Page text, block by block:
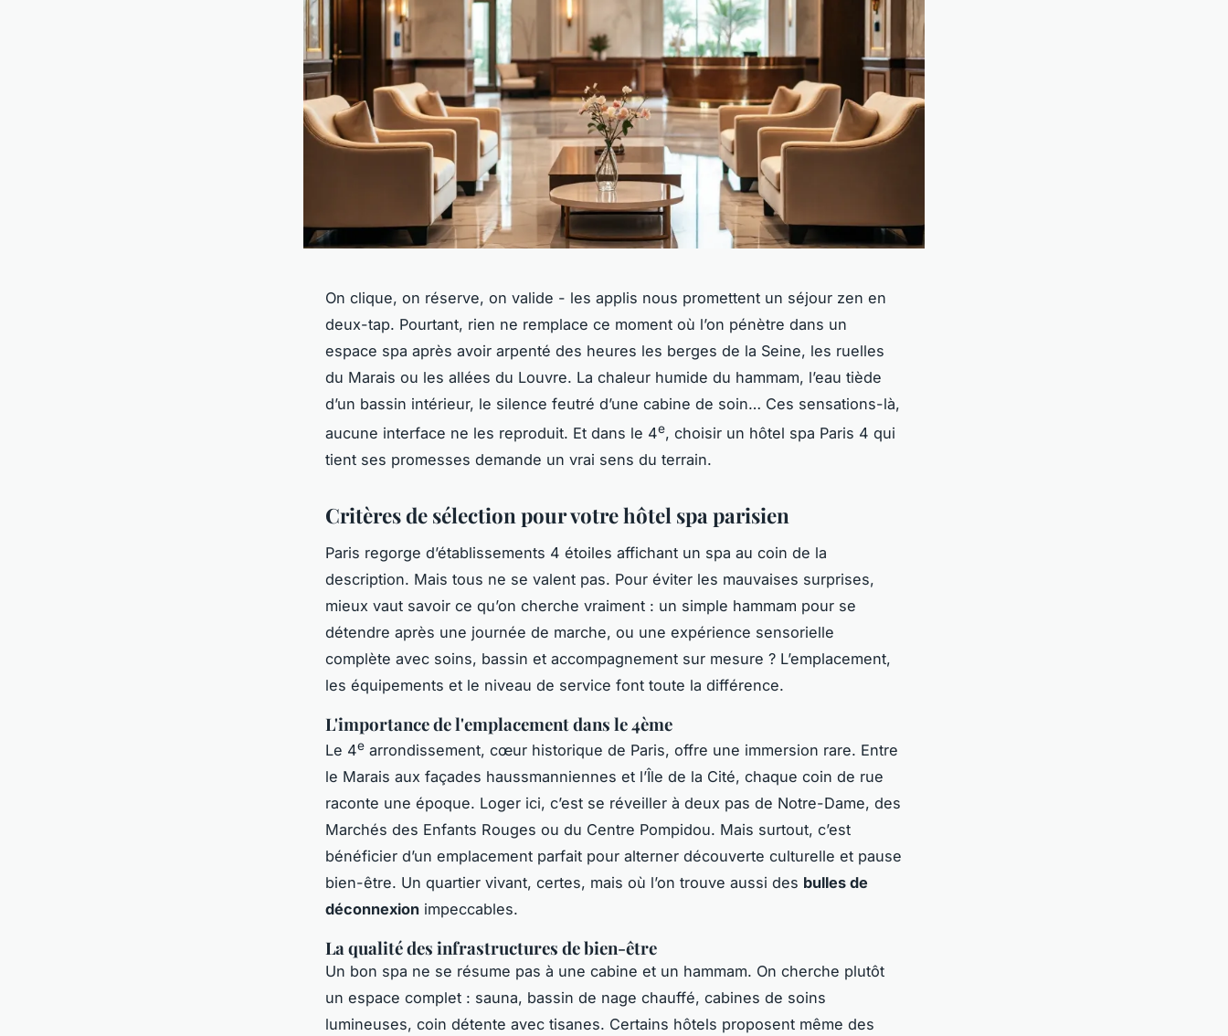
On clique, on réserve, on valide - les applis nous promettent un séjour zen en
deux-tap. Pourtant, rien ne remplace ce moment où l’on pénètre dans un
espace spa après avoir arpenté des heures les berges de la Seine, les ruelles
du Marais ou les allées du Louvre. La chaleur humide du hammam, l’eau tiède
d’un bassin intérieur, le silence feutré d’une cabine de soin… Ces sensations-là,
aucune interface ne les reproduit. Et dans le 4e, choisir un hôtel spa Paris 4 qui
tient ses promesses demande un vrai sens du terrain.
Critères de sélection pour votre hôtel spa parisien
Paris regorge d’établissements 4 étoiles affichant un spa au coin de la
description. Mais tous ne se valent pas. Pour éviter les mauvaises surprises,
mieux vaut savoir ce qu’on cherche vraiment : un simple hammam pour se
détendre après une journée de marche, ou une expérience sensorielle
complète avec soins, bassin et accompagnement sur mesure ? L’emplacement,
les équipements et le niveau de service font toute la différence.
L'importance de l'emplacement dans le 4ème
Le 4e arrondissement, cœur historique de Paris, offre une immersion rare. Entre
le Marais aux façades haussmanniennes et l’Île de la Cité, chaque coin de rue
raconte une époque. Loger ici, c’est se réveiller à deux pas de Notre-Dame, des
Marchés des Enfants Rouges ou du Centre Pompidou. Mais surtout, c’est
bénéficier d’un emplacement parfait pour alterner découverte culturelle et pause
bien-être. Un quartier vivant, certes, mais où l’on trouve aussi des bulles de
déconnexion impeccables.
La qualité des infrastructures de bien-être
Un bon spa ne se résume pas à une cabine et un hammam. On cherche plutôt
un espace complet : sauna, bassin de nage chauffé, cabines de soins
lumineuses, coin détente avec tisanes. Certains hôtels proposent même des